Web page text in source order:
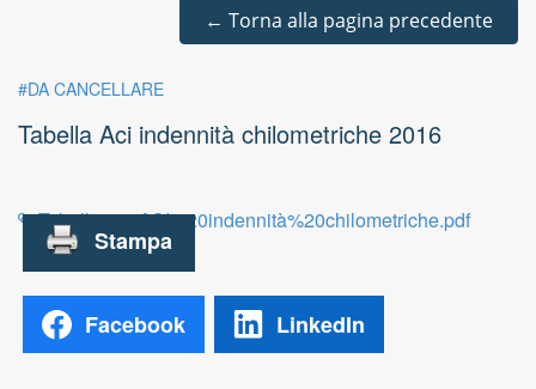
← Torna alla pagina precedente
#DA CANCELLARE
Tabella Aci indennità chilometriche 2016
Tabella%20ACI%20indennità%20chilometriche.pdf
Facebook LinkedIn